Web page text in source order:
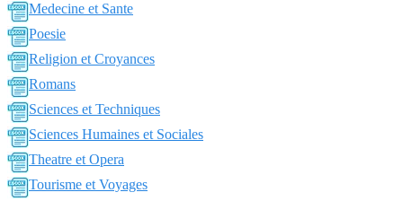
Medecine et Sante
Poesie
Religion et Croyances
Romans
Sciences et Techniques
Sciences Humaines et Sociales
Theatre et Opera
Tourisme et Voyages